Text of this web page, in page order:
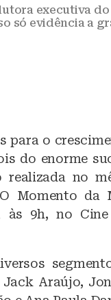
executiva
só evidência a
para o
do enorme
realizada no
Momento da
às 9h, no
Araújo,